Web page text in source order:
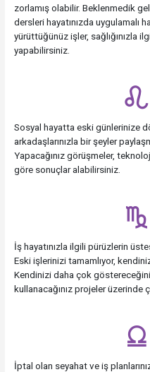
zorlamış olabilir. Beklenmedik
dersleri hayatınızda uygulamalı
yürüttüğünüz işler, sağlığınızla
yapabilirsiniz.
Sosyal hayatta eski günlerinize
arkadaşlarınızla bir şeyler
Yapacağınız görüşmeler,
göre sonuçlar alabilirsiniz.
İş hayatınızla ilgili pürüzlerin
Eski işlerinizi tamamlıyor,
Kendinizi daha çok
kullanacağınız projeler üzerinde
İptal olan seyahat ve iş